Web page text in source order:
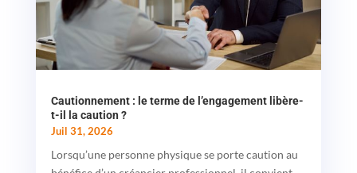
Cautionnement : le terme de l’engagement libère-
t-il la caution ?
Juil 31, 2026
Lorsqu’une personne physique se porte caution au